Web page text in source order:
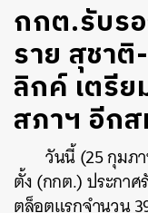
กกต.รับร
ราย สุชา
ลิกค์ เตรีย
สภาฯ อีก
วันนี้ (25 กุมภ
ตั้ง (กกต.) ประกาศ
ตล็อตแรกจำนวน